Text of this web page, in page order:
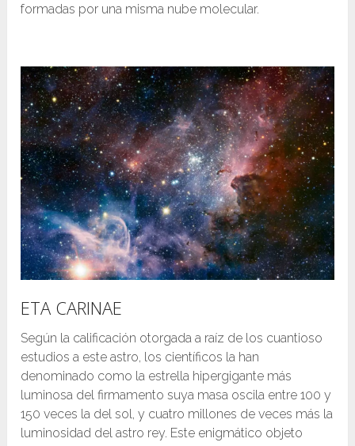
formadas por una misma nube molecular.
ETA CARINAE
Según la calificación otorgada a raíz de los cuantioso
estudios a este astro, los científicos la han
denominado como la estrella hipergigante más
luminosa del firmamento suya masa oscila entre 100 y
150 veces la del sol, y cuatro millones de veces más la
luminosidad del astro rey. Este enigmático objeto